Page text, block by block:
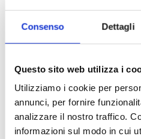
Consenso Dettagli
Questo sito web utilizza i
Utilizziamo i cookie per
annunci, per fornire
analizzare il nostro traffico.
informazioni sul modo in cui
AUTORE
Eugenio Capra